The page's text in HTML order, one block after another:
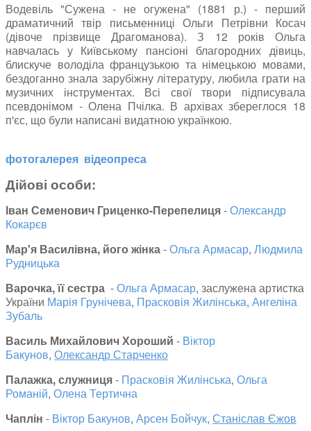
Водевіль "Сужена - не огужена" (1881 р.) - перший
драматичний твір письменниці Ольги Петрівни Косач
(дівоче прізвище Драгоманова). З 12 років Ольга
навчалась у Київському пансіоні благородних дівиць,
блискуче володіла французькою та німецькою мовами,
бездоганно знала зарубіжну літературу, любила грати на
музичних інструментах. Всі свої твори підписувала
псевдонімом - Олена Пчілка. В архівах збереглося 18
п'єс, що були написані видатною українкою.
фотогалерея відеопреса
Дійові особи:
Іван Семенович Гриценко-Перепелиця-Олександр
Кокарєв
Мар'я Василівна, його жінка-Ольга Армасар, Людмила
Рудницька
Варочка, її сестра -Ольга Армасар, заслужена артистка
України Марія Грунічева, Прасковія Жилінська, Ангеліна
Зубаль
Василь Михайлович Хороший - Віктор
Бакунов, Олександр Старченко
Палажка, служниця- Прасковія Жилінська, Ольга
Романій, Олена Тертична
Чаплін - Віктор Бакунов, Арсен Бойчук, Станіслав Єжов